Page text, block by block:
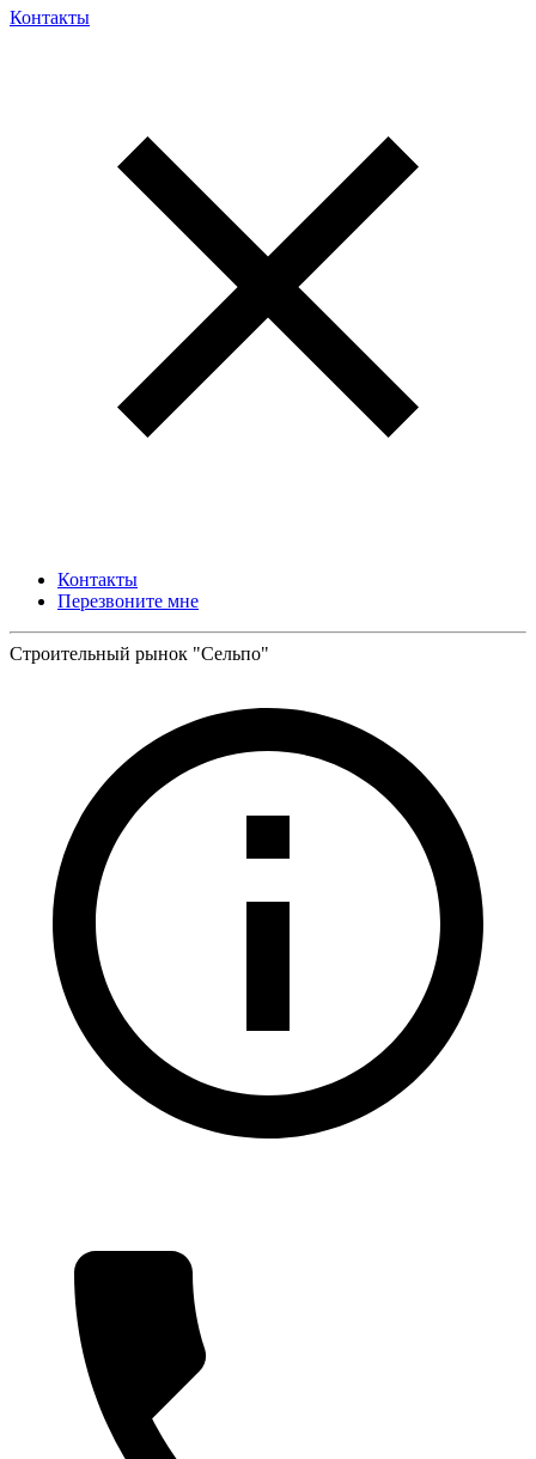
Контакты
Контакты
Перезвоните мне
Строительный рынок "Сельпо"